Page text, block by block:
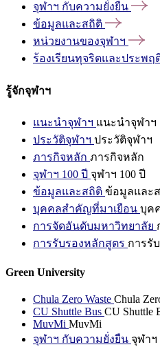
จุฬาฯ กับความยั่งยืน
ข้อมูลและสถิติ
หน่วยงานของจุฬาฯ
ร้องเรียนทุจริตและประพ
รู้จักจุฬาฯ
แนะนำจุฬาฯ แนะนำจุฬาฯ
ประวัติจุฬาฯ ประวัติจุฬาฯ
ภารกิจหลัก ภารกิจหลัก
จุฬาฯ 100 ปี จุฬาฯ 100 ปี
ข้อมูลและสถิติ ข้อมูลและ
บุคคลสำคัญที่มาเยือน บุค
การจัดอันดับมหาวิทยาลัย
การรับรองหลักสูตร การรั
Green University
Chula Zero Waste Chula
CU Shuttle Bus CU Shuttle
MuvMi MuvMi
จุฬาฯ กับความยั่งยืน จุฬา